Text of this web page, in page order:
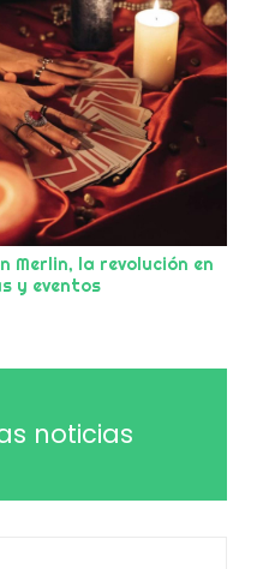
Merlin, la revolución en
y eventos
noticias